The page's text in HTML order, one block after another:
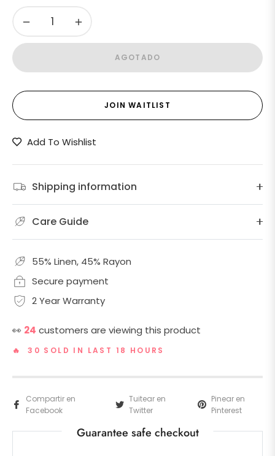
− +
AGOTADO
JOIN WAITLIST
Add To Wishlist
Shipping information
Care Guide
55% Linen, 45% Rayon
Secure payment
2 Year Warranty
👀 24 customers are viewing this product
🔥 30 SOLD IN LAST 18 HOURS
Compartir en
Facebook
Tuitear en
Twitter
Pinear en
Pinterest
Guarantee safe checkout